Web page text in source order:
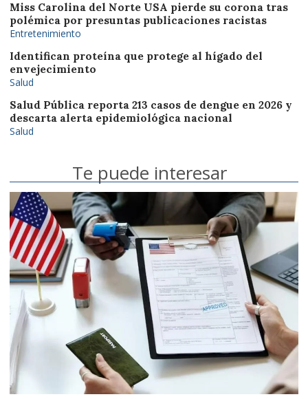
Miss Carolina del Norte USA pierde su corona tras
polémica por presuntas publicaciones racistas
Entretenimiento
Identifican proteína que protege al hígado del
envejecimiento
Salud
Salud Pública reporta 213 casos de dengue en 2026 y
descarta alerta epidemiológica nacional
Salud
Te puede interesar